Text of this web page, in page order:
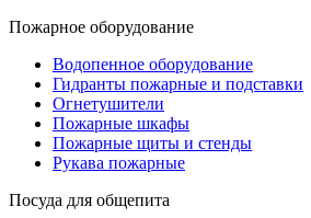
Пожарное оборудование
Водопенное оборудование
Гидранты пожарные и подставки
Огнетушители
Пожарные шкафы
Пожарные щиты и стенды
Рукава пожарные
Посуда для общепита